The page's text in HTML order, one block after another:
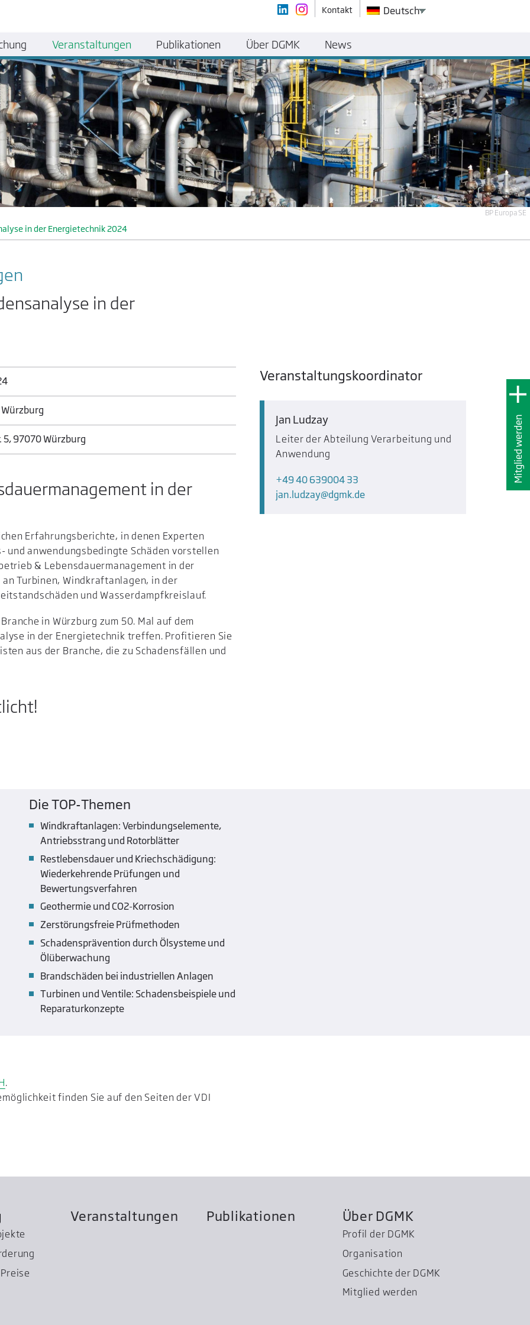
Mitglied werden
BP Europa SE
in der Energietechnik 2024
in der
5, 97070 Würzburg
in der
Erfahrungsberichte, in denen Experten
anwendungsbedingte Schäden vorstellen
& Lebensdauermanagement in der
Turbinen, Windkraftanlagen, in der
und Wasserdampfkreislauf.
in Würzburg zum 50. Mal auf dem
in der Energietechnik treffen. Profitieren Sie
aus der Branche, die zu Schadensfällen und
Die TOP-Themen
Windkraftanlagen: Verbindungselemente,
Antriebsstrang und Rotorblätter
Restlebensdauer und Kriechschädigung:
Wiederkehrende Prüfungen und
Bewertungsverfahren
Geothermie und CO2-Korrosion
Zerstörungsfreie Prüfmethoden
Schadensprävention durch Ölsysteme und
Ölüberwachung
Brandschäden bei industriellen Anlagen
Turbinen und Ventile: Schadensbeispiele und
Reparaturkonzepte
.
finden Sie auf den Seiten der VDI
Veranstaltungskoordinator
Jan Ludzay
Leiter der Abteilung Verarbeitung und
Anwendung
+49 40 639004 33
jan.ludzay
dgmk.de
Veranstaltungen Publikationen Über DGMK
Profil der DGMK
Organisation
Geschichte der DGMK
Mitglied werden
Kontakt Deutsch
Veranstaltungen Publikationen Über DGMK News